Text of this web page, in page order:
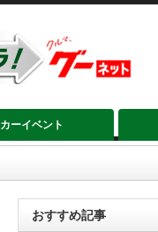
カーイベント
おすすめ記事